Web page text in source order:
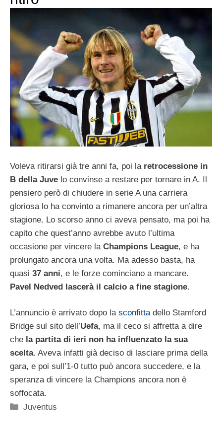
Voleva ritirarsi già tre anni fa, poi la retrocessione in
B della Juve lo convinse a restare per tornare in A. Il
pensiero però di chiudere in serie A una carriera
gloriosa lo ha convinto a rimanere ancora per un’altra
stagione. Lo scorso anno ci aveva pensato, ma poi ha
capito che quest’anno avrebbe avuto l’ultima
occasione per vincere la Champions League, e ha
prolungato ancora una volta. Ma adesso basta, ha
quasi 37 anni, e le forze cominciano a mancare.
Pavel Nedved lascerà il calcio a fine stagione.
L’annuncio è arrivato dopo la sconfittadello Stamford
Bridge sul sito dell’Uefa, ma il ceco si affretta a dire
che la partita di ieri non ha influenzato la sua
scelta. Aveva infatti già deciso di lasciare prima della
gara, e poi sull’1-0 tutto può ancora succedere, e la
speranza di vincere la Champions ancora non è
soffocata.
Categorie
Juventus